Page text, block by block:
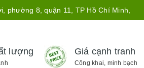
phường 8, quận 11, TP Hồ Chí Minh,
lượng Giá cạnh tranh
Công khai, minh bạch